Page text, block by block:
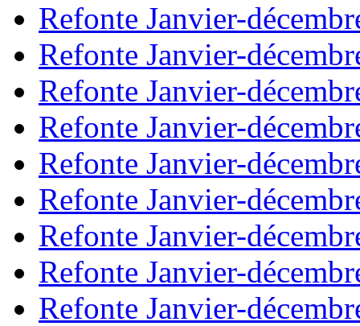
Refonte Janvier-
Refonte Janvier-
Refonte Janvier-
Refonte Janvier-
Refonte Janvier-
Refonte Janvier-
Refonte Janvier-
Refonte Janvier-
Refonte Janvier-